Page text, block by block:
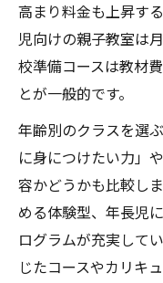
高まり料金も上昇す
児向けの親子教室は
校準備コースは教材
とが一般的です。
年齢別のクラスを選
に身につけたい力」
容かどうかも比較し
める体験型、年長児
ログラムが充実して
じたコースやカリキ